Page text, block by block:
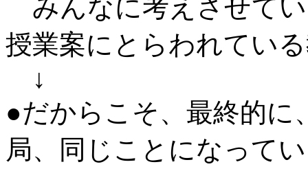
みんなに考えさせて
授業案にとらわれてい
↓
●だからこそ、最終的に
局、同じことになって